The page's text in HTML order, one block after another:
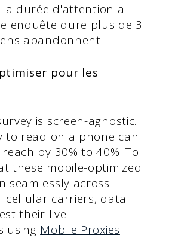
durée d'attention a
enquête dure plus de 3
abandonnent.
pour les
is screen-agnostic.
to read on a phone can
by 30% to 40%. To
these mobile-optimized
seamlessly across
cellular carriers, data
their live
using Mobile Proxies.